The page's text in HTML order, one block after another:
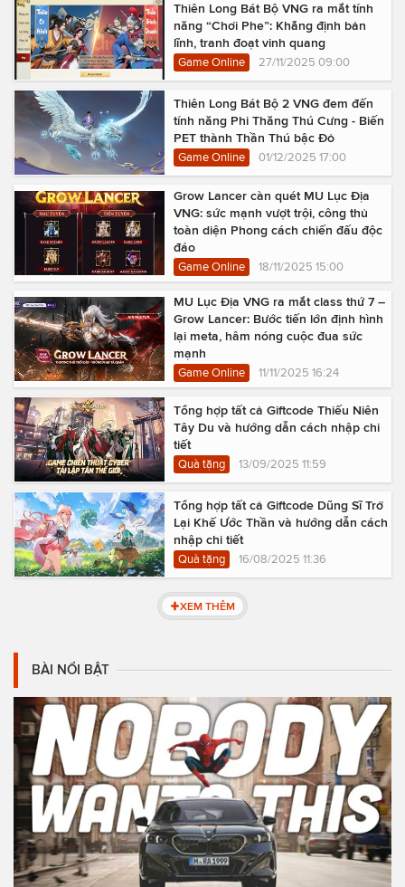
Thiên Long Bát Bộ VNG ra mắt tính
năng “Chơi Phe”: Khẳng định bản
lĩnh, tranh đoạt vinh quang
Game Online 27/11/2025 09:00
Thiên Long Bát Bộ 2 VNG đem đến
tính năng Phi Thăng Thú Cưng - Biến
PET thành Thần Thú bậc Đỏ
Game Online 01/12/2025 17:00
Grow Lancer càn quét MU Lục Địa
VNG: sức mạnh vượt trội, công thủ
toàn diện Phong cách chiến đấu độc
đáo
Game Online 18/11/2025 15:00
MU Lục Địa VNG ra mắt class thứ 7 –
Grow Lancer: Bước tiến lớn định hình
lại meta, hâm nóng cuộc đua sức
mạnh
Game Online 11/11/2025 16:24
Tổng hợp tất cả Giftcode Thiếu Niên
Tây Du và hướng dẫn cách nhập chi
tiết
Quà tặng 13/09/2025 11:59
Tổng hợp tất cả Giftcode Dũng Sĩ Trở
Lại Khế Ước Thần và hướng dẫn cách
nhập chi tiết
Quà tặng 16/08/2025 11:36
XEM THÊM
BÀI NỔI BẬT